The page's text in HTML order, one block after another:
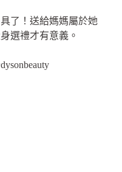
了！送給媽媽屬於她
選禮才有意義。